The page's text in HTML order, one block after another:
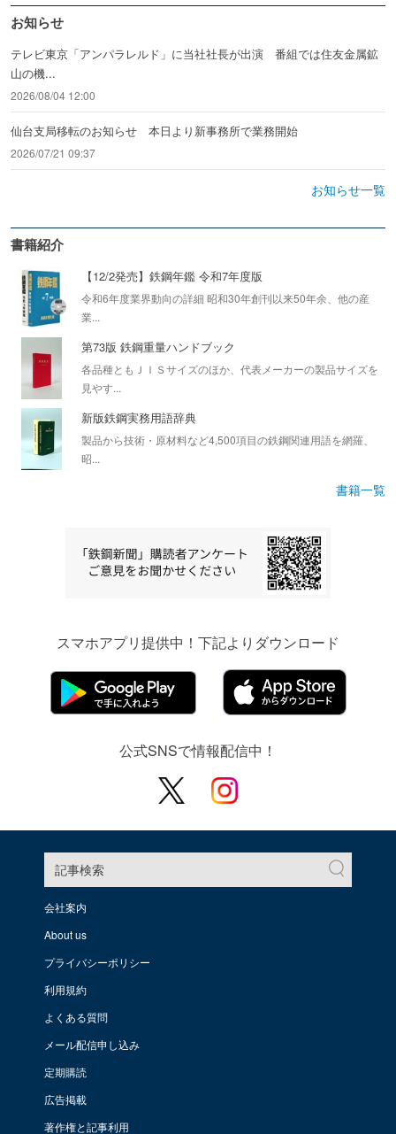
お知らせ
テレビ東京「アンパラレルド」に当社社長が出演 番組では住友金属鉱
山の機...
2026/08/04 12:00
仙台支局移転のお知らせ 本日より新事務所で業務開始
2026/07/21 09:37
お知らせ一覧
書籍紹介
【12/2発売】鉄鋼年鑑 令和7年度版
令和6年度業界動向の詳細 昭和30年創刊以来50年余、他の産
業...
第73版 鉄鋼重量ハンドブック
各品種ともＪＩＳサイズのほか、代表メーカーの製品サイズを
見やす...
新版鉄鋼実務用語辞典
製品から技術・原材料など4,500項目の鉄鋼関連用語を網羅、
昭...
書籍一覧
スマホアプリ提供中！下記よりダウンロード
公式SNSで情報配信中！
記事検索
会社案内
About us
プライバシーポリシー
利用規約
よくある質問
メール配信申し込み
定期購読
広告掲載
著作権と記事利用